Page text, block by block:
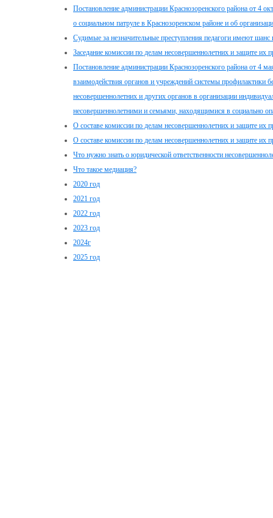
Постановление администрации Краснозоренского района от 4
о социальном патруле в Краснозоренском районе и об
Судимые за незначительные преступления педагоги имеют
Заседание комиссии по делам несовершеннолетних и защите их
Постановление администрации Краснозоренского района от 4
взаимодействия органов и учреждений системы профилактики
несовершеннолетних и других органов в организации
несовершеннолетними и семьями, находящимися в социально
О составе комиссии по делам несовершеннолетних и защите их
О составе комиссии по делам несовершеннолетних и защите их
Что нужно знать о юридической ответственности
Что такое медиация?
2020 год
2021 год
2022 год
2023 год
2024г
2025 год